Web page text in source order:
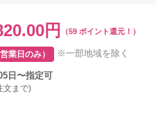
円 （59 ポイント還元！）
業日のみ） ※一部地域を除く
日〜指定可
文まで)